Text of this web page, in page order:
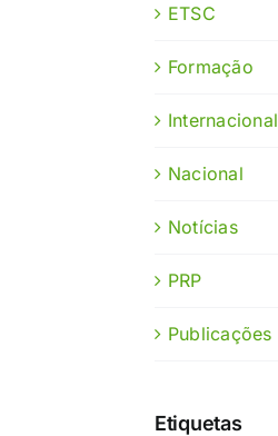
ETSC
Formação
Internacional
Nacional
Notícias
PRP
Publicações
Etiquetas